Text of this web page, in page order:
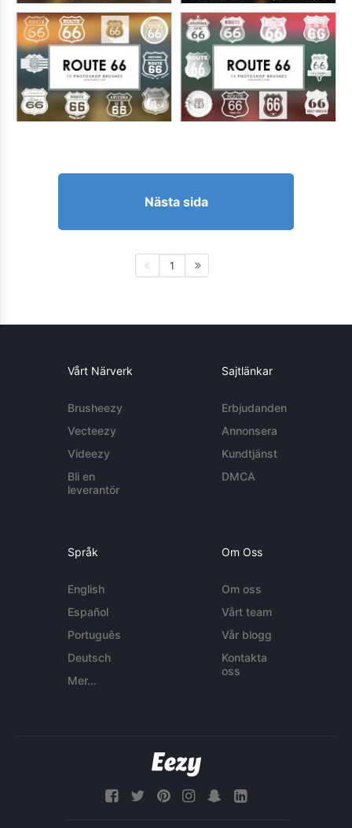
Nästa sida
1
Vårt Närverk
Brusheezy
Vecteezy
Videezy
Bli en
leverantör
Sajtlänkar
Erbjudanden
Annonsera
Kundtjänst
DMCA
Språk
English
Español
Português
Deutsch
Mer...
Om Oss
Om oss
Vårt team
Vår blogg
Kontakta
oss